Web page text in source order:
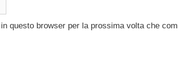
questo browser per la prossima volta che